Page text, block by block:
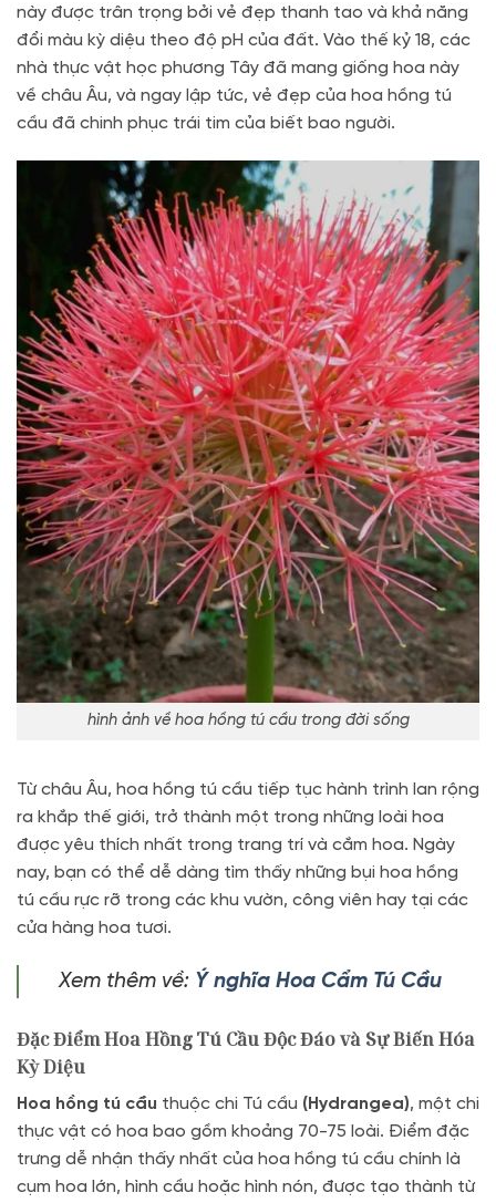
này được trân trọng bởi vẻ đẹp thanh tao và khả năng
đổi màu kỳ diệu theo độ pH của đất. Vào thế kỷ 18, các
nhà thực vật học phương Tây đã mang giống hoa này
về châu Âu, và ngay lập tức, vẻ đẹp của hoa hồng tú
cầu đã chinh phục trái tim của biết bao người.
hình ảnh về hoa hồng tú cầu trong đời sống
Từ châu Âu, hoa hồng tú cầu tiếp tục hành trình lan rộng
ra khắp thế giới, trở thành một trong những loài hoa
được yêu thích nhất trong trang trí và cắm hoa. Ngày
nay, bạn có thể dễ dàng tìm thấy những bụi hoa hồng
tú cầu rực rỡ trong các khu vườn, công viên hay tại các
cửa hàng hoa tươi.
Xem thêm về: Ý nghĩa Hoa Cẩm Tú Cầu
Đặc Điểm Hoa Hồng Tú Cầu Độc Đáo và Sự Biến Hóa
Kỳ Diệu
Hoa hồng tú cầu thuộc chi Tú cầu (Hydrangea), một chi
thực vật có hoa bao gồm khoảng 70-75 loài. Điểm đặc
trưng dễ nhận thấy nhất của hoa hồng tú cầu chính là
cụm hoa lớn, hình cầu hoặc hình nón, được tạo thành từ